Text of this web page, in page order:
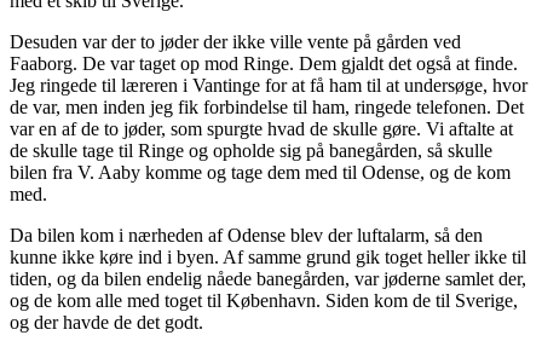
Desuden var der to jøder der ikke ville vente på gården ved
Faaborg. De var taget op mod Ringe. Dem gjaldt det også at finde.
Jeg ringede til læreren i Vantinge for at få ham til at undersøge, hvor
de var, men inden jeg fik forbindelse til ham, ringede telefonen. Det
var en af de to jøder, som spurgte hvad de skulle gøre. Vi aftalte at
de skulle tage til Ringe og opholde sig på banegården, så skulle
bilen fra V. Aaby komme og tage dem med til Odense, og de kom
med.
Da bilen kom i nærheden af Odense blev der luftalarm, så den
kunne ikke køre ind i byen. Af samme grund gik toget heller ikke til
tiden, og da bilen endelig nåede banegården, var jøderne samlet der,
og de kom alle med toget til København. Siden kom de til Sverige,
og der havde de det godt.